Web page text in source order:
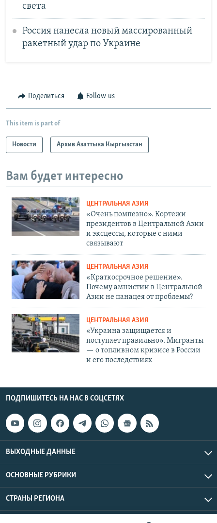
света
Россия нанесла новый массированный
ракетный удар по Украине
Поделиться Follow us
This item is part of
Новости Архив Азаттыка Кыргызстан
Вам будет интересно
ЦЕНТРАЛЬНАЯ АЗИЯ
«Очень помпезно». Кортежи
президентов в Центральной Азии
и эксцессы, которые с ними
связывают
ЦЕНТРАЛЬНАЯ АЗИЯ
«Краткосрочное решение».
Почему амнистии в Центральной
Азии не панацея от проблемы?
ЦЕНТРАЛЬНАЯ АЗИЯ
«Украина защищается и
поступает правильно». Мигранты
— о топливном кризисе в России
и его последствиях
ПОДПИШИТЕСЬ НА НАС В СОЦСЕТЯХ
ВЫХОДНЫЕ ДАННЫЕ
ОСНОВНЫЕ РУБРИКИ
СТРАНЫ РЕГИОНА